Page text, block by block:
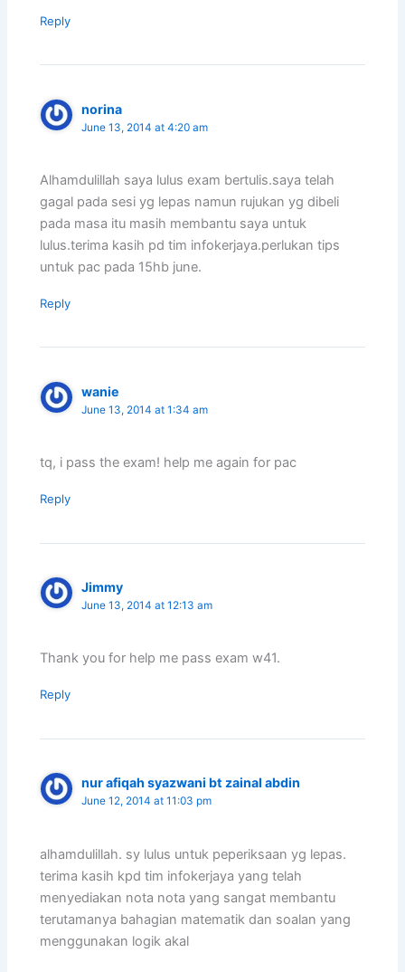
Reply
norina
June 13, 2014 at 4:20 am
Alhamdulillah saya lulus exam bertulis.saya telah
gagal pada sesi yg lepas namun rujukan yg dibeli
pada masa itu masih membantu saya untuk
lulus.terima kasih pd tim infokerjaya.perlukan tips
untuk pac pada 15hb june.
Reply
wanie
June 13, 2014 at 1:34 am
tq, i pass the exam! help me again for pac
Reply
Jimmy
June 13, 2014 at 12:13 am
Thank you for help me pass exam w41.
Reply
nur afiqah syazwani bt zainal abdin
June 12, 2014 at 11:03 pm
alhamdulillah. sy lulus untuk peperiksaan yg lepas.
terima kasih kpd tim infokerjaya yang telah
menyediakan nota nota yang sangat membantu
terutamanya bahagian matematik dan soalan yang
menggunakan logik akal